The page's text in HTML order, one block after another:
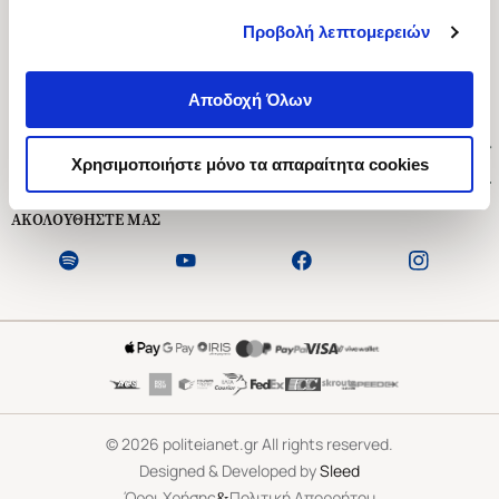
Προβολή λεπτομερειών
Αποδοχή Όλων
Χρησιμοποιήστε μόνο τα απαραίτητα cookies
Ασκληπιού 1-3, Αθήνα 106 79
Δευτέρα - Παρασκευή 09:00-21:00
Εξυπηρέτηση Πελατών
ΑΚΟΛΟΥΘΗΣΤΕ ΜΑΣ
©2026 politeianet.gr All rights reserved.
Designed & Developed bySleed